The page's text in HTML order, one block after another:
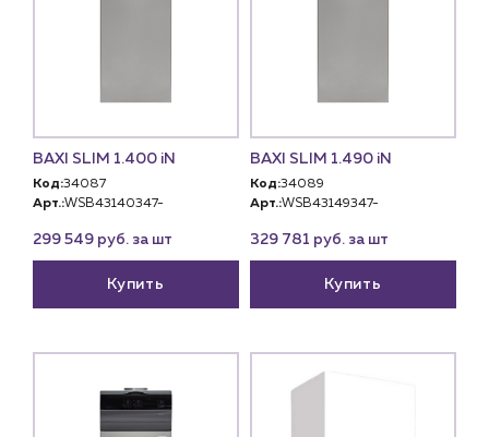
BAXI SLIM 1.400 iN
Код:34087
Арт.:WSB43140347-
299 549 руб. за шт
Купить
BAXI SLIM 1.490 iN
Код:34089
Арт.:WSB43149347-
329 781 руб. за шт
Купить